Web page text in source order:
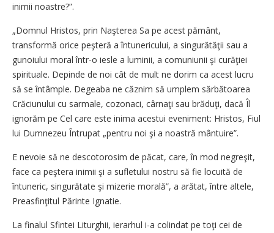
inimii noastre?”.
„Domnul Hristos, prin Naşterea Sa pe acest pământ,
transformă orice peşteră a întunericului, a singurătăţii sau a
gunoiului moral într-o iesle a luminii, a comuniunii şi curăţiei
spirituale. Depinde de noi cât de mult ne dorim ca acest lucru
să se întâmple. Degeaba ne căznim să umplem sărbătoarea
Crăciunului cu sarmale, cozonaci, cârnaţi sau brăduţi, dacă Îl
ignorăm pe Cel care este inima acestui eveniment: Hristos, Fiul
lui Dumnezeu Întrupat „pentru noi şi a noastră mântuire”.
E nevoie să ne descotorosim de păcat, care, în mod negreşit,
face ca peştera inimii şi a sufletului nostru să fie locuită de
întuneric, singurătate şi mizerie morală”, a arătat, între altele,
Preasfinţitul Părinte Ignatie.
La finalul Sfintei Liturghii, ierarhul i-a colindat pe toţi cei de